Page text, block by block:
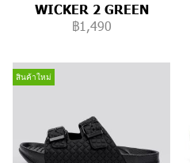
WICKER 2 GREEN
฿1,490
สินค้าใหม่